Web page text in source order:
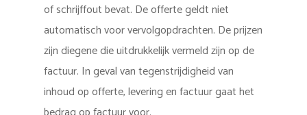
of schrijffout bevat. De offerte geldt niet
automatisch voor vervolgopdrachten. De prijzen
zijn diegene die uitdrukkelijk vermeld zijn op de
factuur. In geval van tegenstrijdigheid van
inhoud op offerte, levering en factuur gaat het